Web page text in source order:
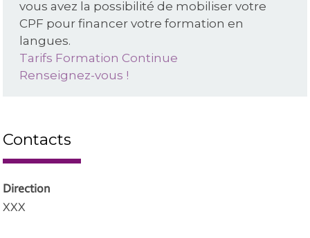
vous avez la possibilité de mobiliser votre
CPF pour financer votre formation en
langues.
Tarifs Formation Continue
Renseignez-vous !
Contacts
Direction
XXX